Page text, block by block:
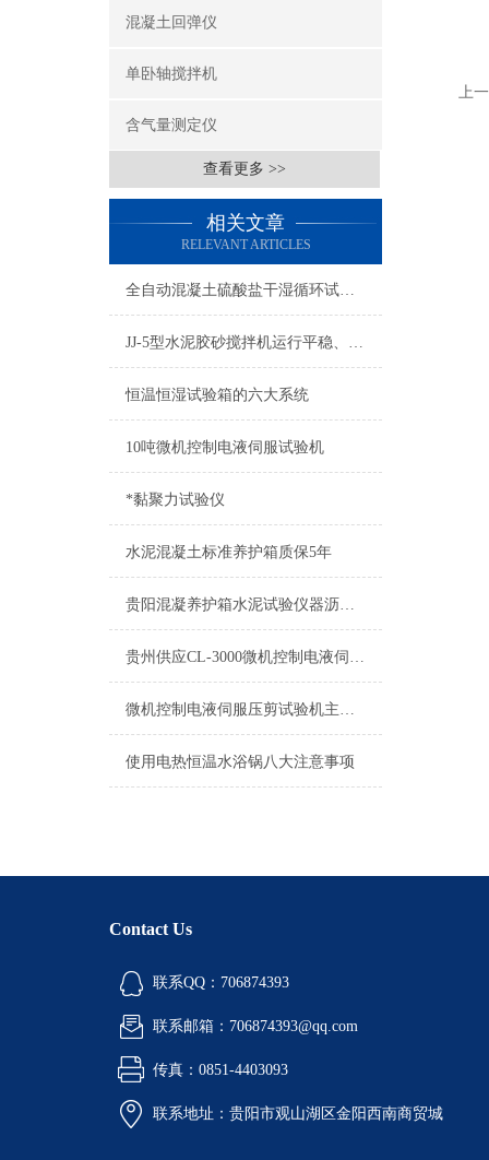
混凝土回弹仪
单卧轴搅拌机
含气量测定仪
查看更多 >>
相关文章
RELEVANT ARTICLES
全自动混凝土硫酸盐干湿循环试验机使用说明书
JJ-5型水泥胶砂搅拌机运行平稳、噪音小、防锈防腐
恒温恒湿试验箱的六大系统
10吨微机控制电液伺服试验机
*黏聚力试验仪
水泥混凝土标准养护箱质保5年
贵阳混凝养护箱水泥试验仪器沥青试验仪器系列
贵州供应CL-3000微机控制电液伺服测控系统上门安装
微机控制电液伺服压剪试验机主要用于各种桥梁板式
使用电热恒温水浴锅八大注意事项
上
Contact Us
联系QQ：706874393
联系邮箱：706874393@qq.com
传真：0851-4403093
联系地址：贵阳市观山湖区金阳西南商贸城